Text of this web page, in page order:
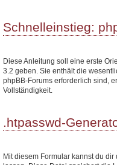
Schnelleinstieg:
Diese Anleitung soll eine erste
3.2 geben. Sie enthält die
phpBB-Forums erforderlich sind,
Vollständigkeit.
.htpasswd-
Mit diesem Formular kannst du